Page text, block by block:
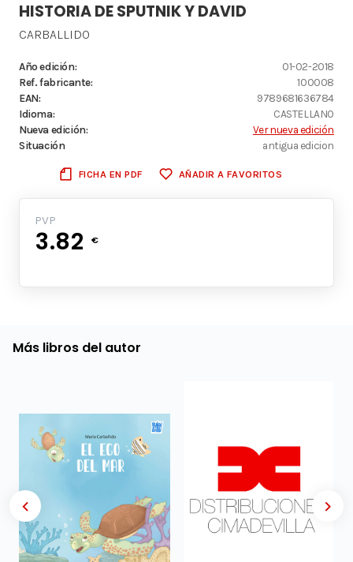
HISTORIA DE SPUTNIK Y DAVID
CARBALLIDO
Año edición:
01-02-2018
Ref. fabricante:
100008
EAN:
9789681636784
Idioma:
CASTELLANO
Nueva edición:
Ver nueva edición
Situación
antigua edicion
FICHA EN PDF AÑADIR A FAVORITOS
PVP
3.82 €
Más libros del autor